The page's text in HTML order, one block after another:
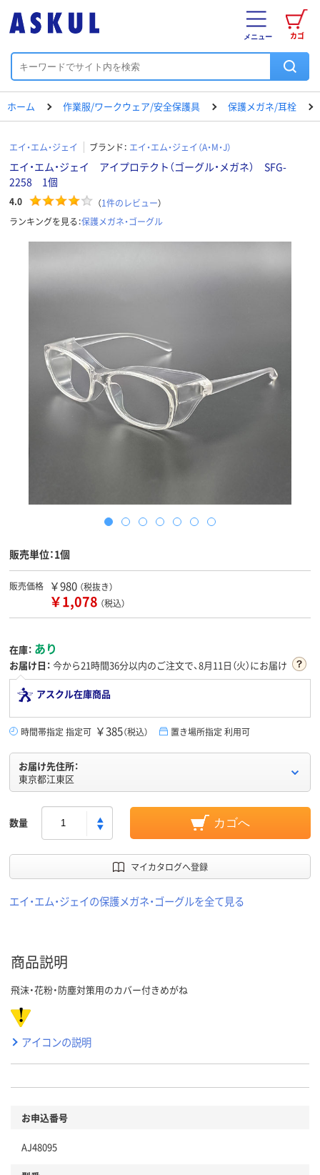
カゴ
メニュー
ホーム 作業服/ワークウェア/安全保護具 保護メガネ/耳栓
エイ・エム・ジェイ ブランド： エイ・エム・ジェイ（A・M・J）
エイ・エム・ジェイ アイプロテクト（ゴーグル・メガネ） SFG-
2258 1個
4.0 （1件のレビュー）
ランキングを見る：保護メガネ・ゴーグル
販売単位：1個
販売価格 ￥980 （税抜き）
￥1,078 （税込）
在庫： あり
お届け日： 今から21時間36分以内のご注文で、8月11日（火）にお届け
アスクル在庫商品
時間帯指定 指定可 ￥385（税込） 置き場所指定 利用可
お届け先住所：
東京都江東区
数量 カゴへ
マイカタログへ登録
エイ・エム・ジェイの保護メガネ・ゴーグルを全て見る
商品説明
飛沫・花粉・防塵対策用のカバー付きめがね
アイコンの説明
お申込番号
AJ48095